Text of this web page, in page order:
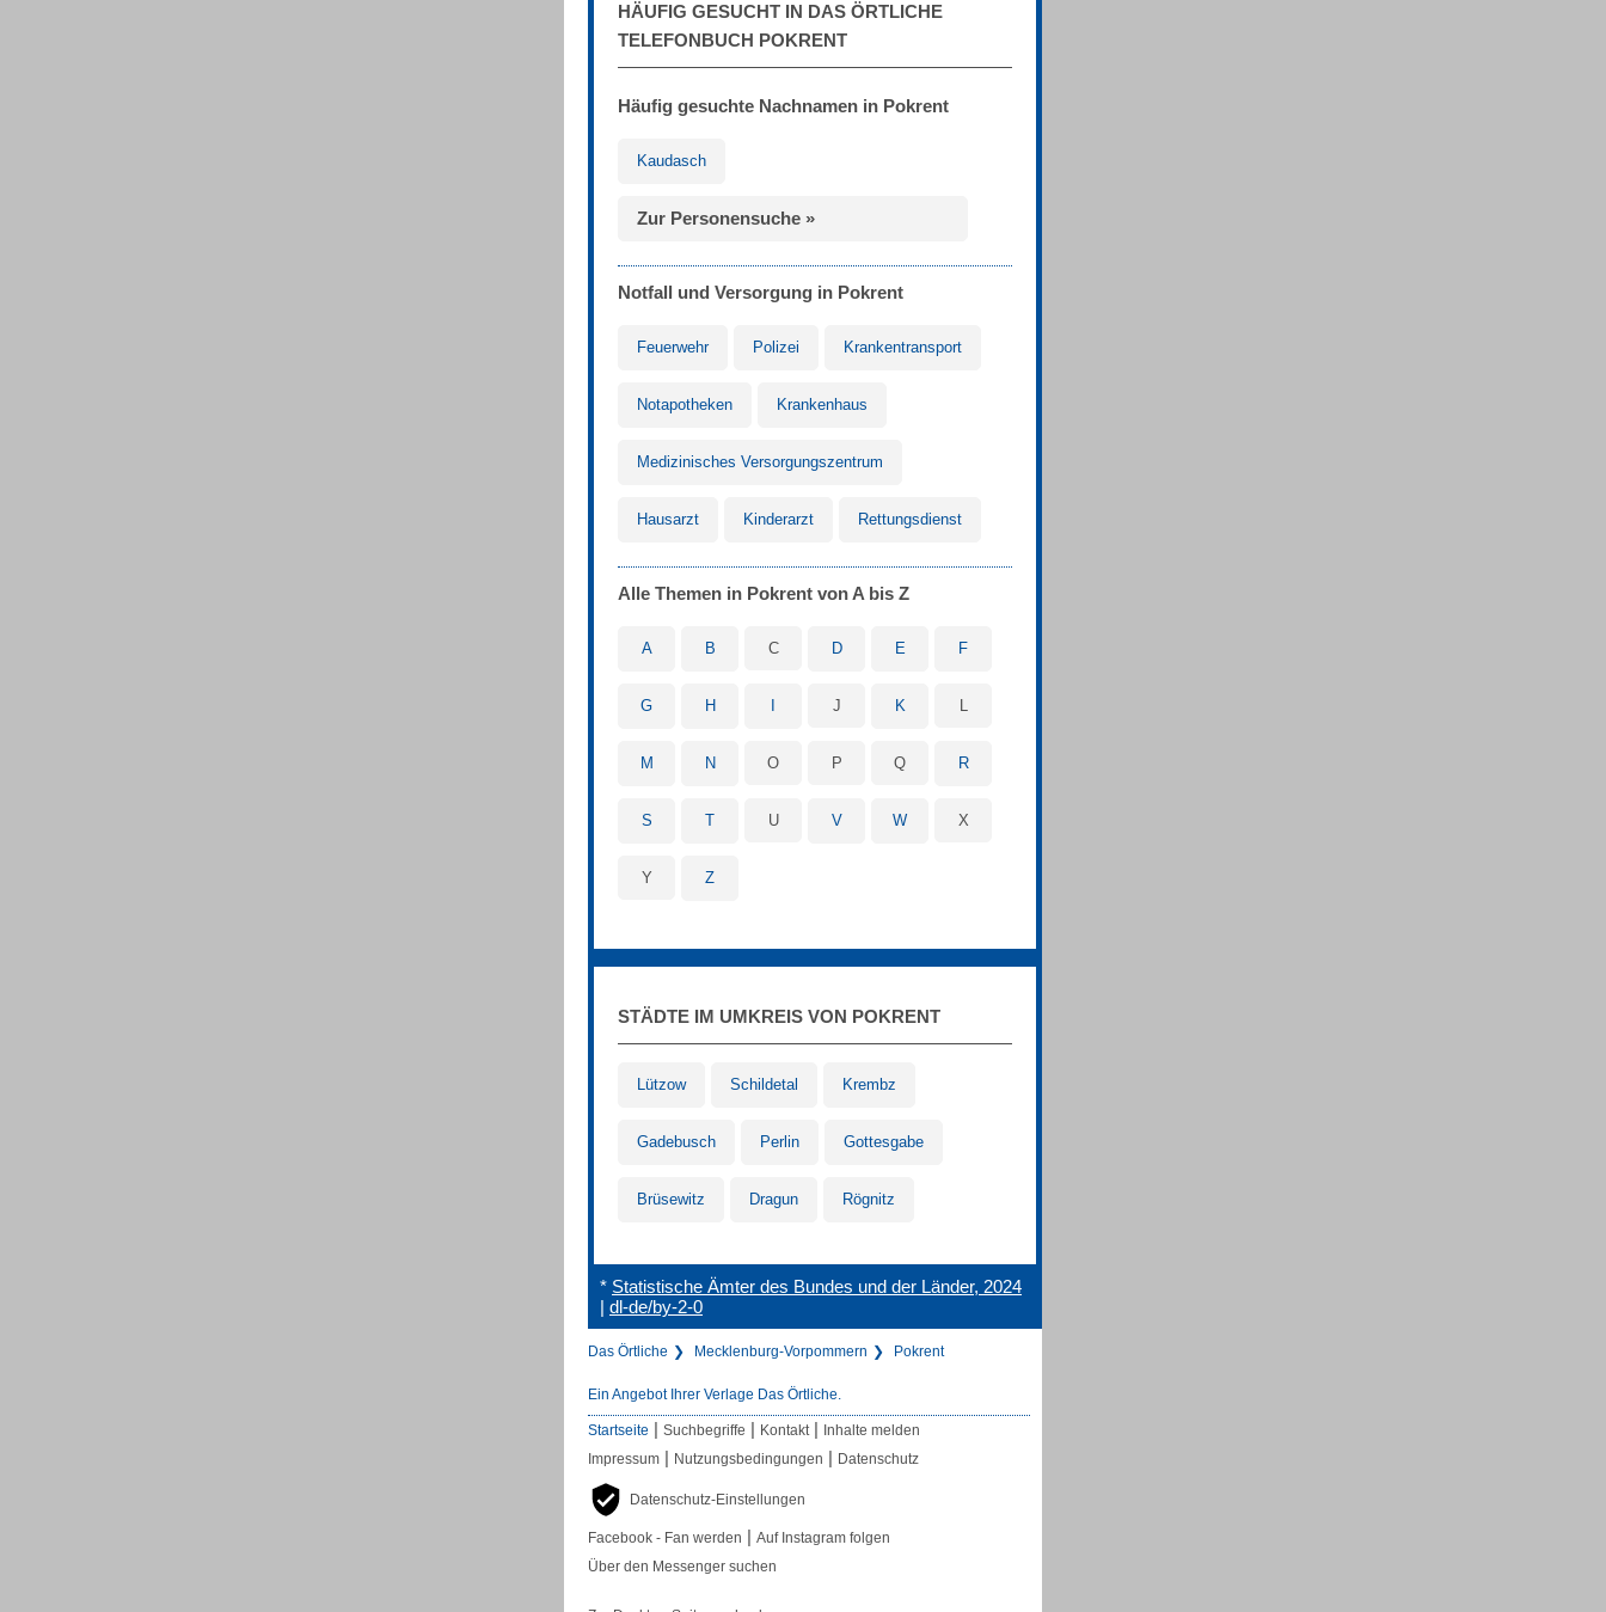
HÄUFIG GESUCHT IN DAS ÖRTLICHE
TELEFONBUCH POKRENT
Häufig gesuchte Nachnamen in Pokrent
Kaudasch
Zur Personensuche »
Notfall und Versorgung in Pokrent
Feuerwehr Polizei Krankentransport
Notapotheken Krankenhaus
Medizinisches Versorgungszentrum
Hausarzt Kinderarzt Rettungsdienst
Alle Themen in Pokrent von A bis Z
A B C D E F
G H J K L
M N O P Q R
S T U V W X
Y Z
STÄDTE IM UMKREIS VON POKRENT
Lützow Schildetal Krembz
Gadebusch Perlin Gottesgabe
Brüsewitz Dragun Rögnitz
* Statistische Ämter des Bundes und der Länder, 2024
| dl-de/by-2-0
Das Örtliche Mecklenburg-Vorpommern Pokrent
Ein Angebot Ihrer Verlage Das Örtliche.
Startseite | Suchbegriffe | Kontakt | Inhalte melden
Impressum | Nutzungsbedingungen | Datenschutz
Datenschutz-Einstellungen
Facebook - Fan werden | Auf Instagram folgen
Über den Messenger suchen